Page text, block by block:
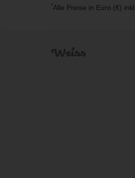
*Alle Preise in Euro (€)